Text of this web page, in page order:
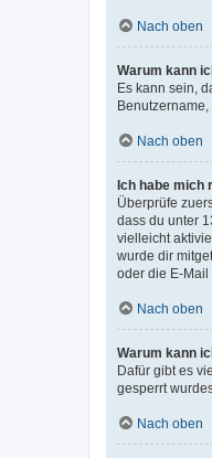
Nach oben
Warum kann
Es kann sein,
Nach oben
Ich habe mich
Überprüfe
dass du unter
vielleicht
wurde dir
oder die E-Mail
Nach oben
Warum kann
Dafür gibt es
gesperrt
Nach oben